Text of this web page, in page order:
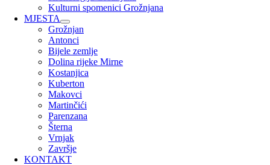
Kulturni spomenici Grožnjana
MJESTA
Grožnjan
Antonci
Bijele zemlje
Dolina rijeke Mirne
Kostanjica
Kuberton
Makovci
Martinčići
Parenzana
Šterna
Vrnjak
Završje
KONTAKT